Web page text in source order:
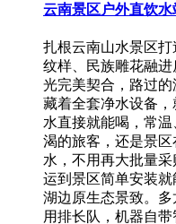
云南景区户外直饮水
扎根云南山水景区
纹样、民族雕花融
光完美契合，路过
藏着全套净水设备
水直接就能喝，常
渴的旅客，还是景
水，不用再大批量采
运到景区简单安装
湖边原生态景致。
用排长队，机器自